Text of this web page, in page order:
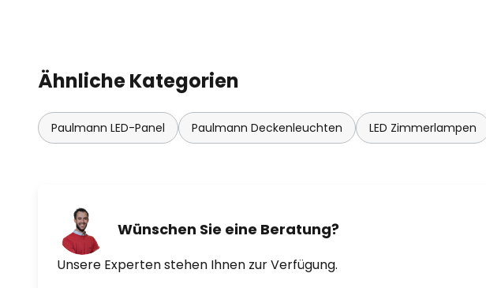
Ähnliche Kategorien
Paulmann LED-Panel Paulmann Deckenleuchten LED Zimmerlampen
Wünschen Sie eine Beratung?
Unsere Experten stehen Ihnen zur Verfügung.